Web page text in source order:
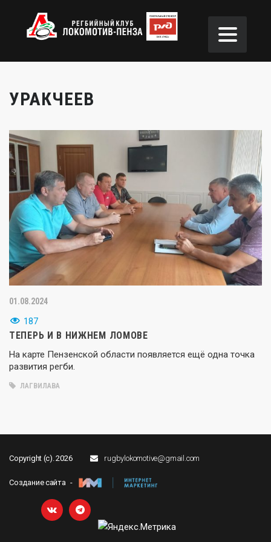
УРАКЧЕЕВ
01.08.2024
187
ТЕПЕРЬ И В НИЖНЕМ ЛОМОВЕ
На карте Пензенской области появляется ещё одна точка
развития регби.
ЛАГВИЛАВА
Copyright (c). 2026 rugbylokomotive@gmail.com
Создание сайта -